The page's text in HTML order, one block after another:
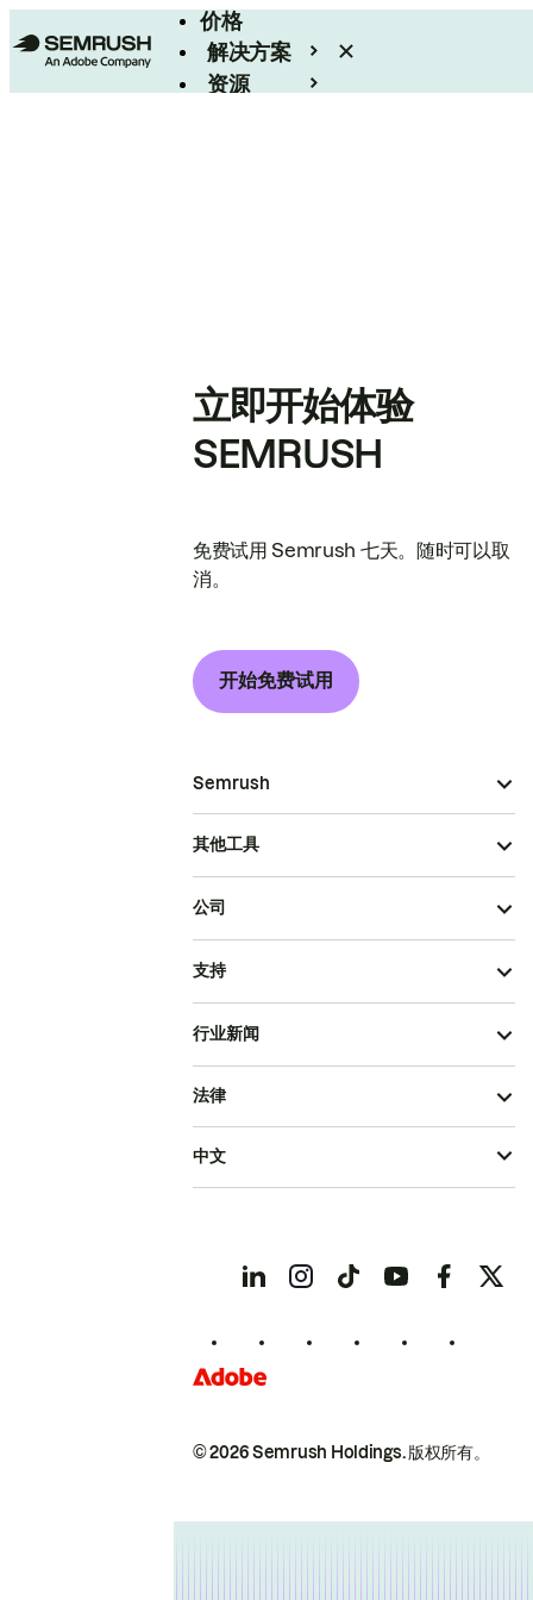
价格
解决方案
资源
立即开始体验
SEMRUSH
免费试用 Semrush 七天。随时可以取
消。
开始免费试用
Semrush
其他工具
公司
支持
行业新闻
© 2026 Semrush Holdings.版权所有。
法律
中文